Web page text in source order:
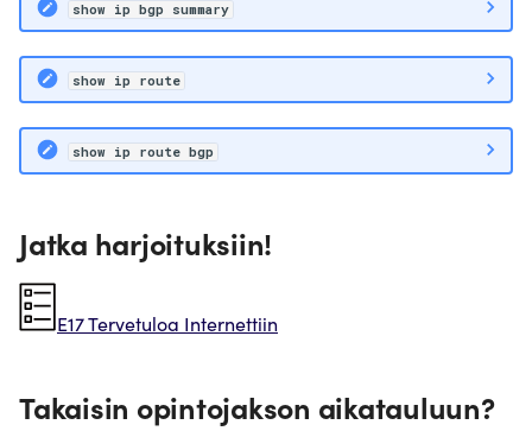
show ip bgp summary
show ip route
show ip route bgp
Jatka harjoituksiin!
E17 Tervetuloa Internettiin
Takaisin opintojakson aikatauluun?